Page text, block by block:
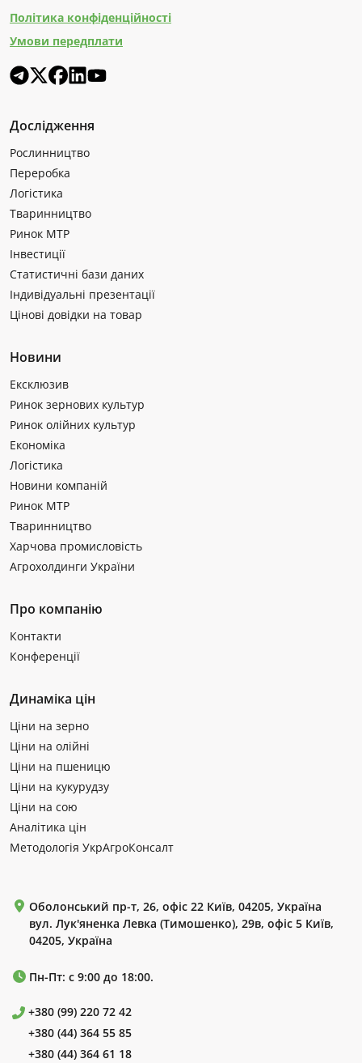
Політика конфіденційності
Умови передплати
Дослідження
Рослинництво
Переробка
Логістика
Тваринництво
Ринок МТР
Інвестиції
Статистичні бази даних
Індивідуальні презентації
Цінові довідки на товар
Новини
Ексклюзив
Ринок зернових культур
Ринок олійних культур
Економіка
Логістика
Новини компаній
Ринок МТР
Тваринництво
Харчова промисловість
Агрохолдинги України
Про компанію
Контакти
Конференції
Динаміка цін
Ціни на зерно
Ціни на олійні
Ціни на пшеницю
Ціни на кукурудзу
Ціни на сою
Аналітика цін
Методологія УкрАгроКонсалт
Оболонський пр-т, 26, офіс 22 Київ, 04205, Україна
вул. Лук'яненка Левка (Тимошенко), 29в, офіс 5 Київ,
04205, Україна
Пн-Пт: с 9:00 до 18:00.
+380 (99) 220 72 42
+380 (44) 364 55 85
+380 (44) 364 61 18